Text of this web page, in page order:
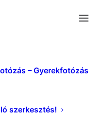
– Gyerekfotózás
szerkesztés!
Galéria _MG_7047_J